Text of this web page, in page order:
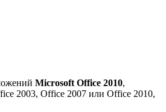
Microsoft Office 2010,
2003, Office 2007 или Office 2010,